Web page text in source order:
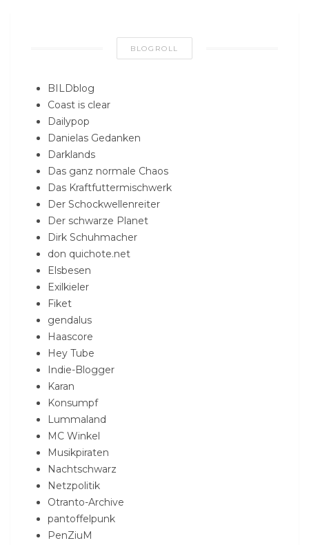
BLOGROLL
BILDblog
Coast is clear
Dailypop
Danielas Gedanken
Darklands
Das ganz normale Chaos
Das Kraftfuttermischwerk
Der Schockwellenreiter
Der schwarze Planet
Dirk Schuhmacher
don quichote.net
Elsbesen
Exilkieler
Fiket
gendalus
Haascore
Hey Tube
Indie-Blogger
Karan
Konsumpf
Lummaland
MC Winkel
Musikpiraten
Nachtschwarz
Netzpolitik
Otranto-Archive
pantoffelpunk
PenZiuM